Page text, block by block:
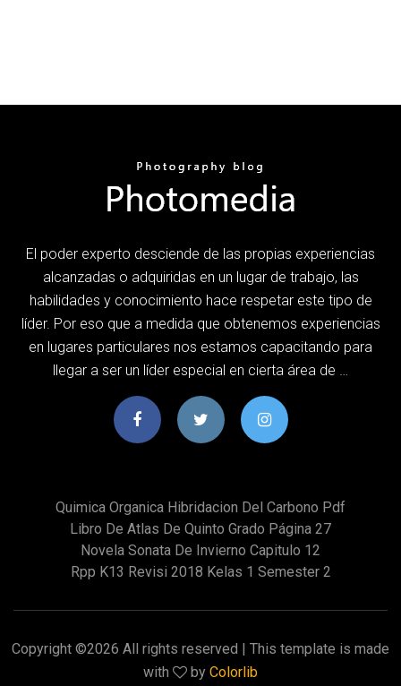
El poder experto desciende de las propias experiencias
alcanzadas o adquiridas en un lugar de trabajo, las
habilidades y conocimiento hace respetar este tipo de
líder. Por eso que a medida que obtenemos experiencias
en lugares particulares nos estamos capacitando para
llegar a ser un líder especial en cierta área de …
Quimica Organica Hibridacion Del Carbono Pdf
Libro De Atlas De Quinto Grado Página 27
Novela Sonata De Invierno Capitulo 12
Rpp K13 Revisi 2018 Kelas 1 Semester 2
Copyright ©2026 All rights reserved | This template is made
with
by Colorlib